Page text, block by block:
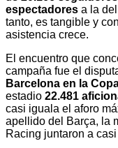
espectadores a la
tanto, es tangible y
asistencia crece.
El encuentro que
campaña fue el
Barcelona en la
estadio 22.481
casi iguala el aforo
apellido del Barça, la
Racing juntaron a